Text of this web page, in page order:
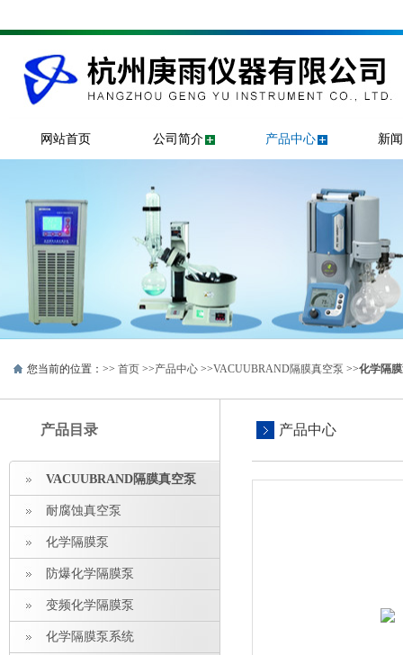
网站首页 公司简介 产品中心 新
您当前的位置：>> 首页 >>产品中心 >>VACUUBRAND隔膜真空泵 >>化学隔
产品目录
VACUUBRAND隔膜真空泵
耐腐蚀真空泵
化学隔膜泵
防爆化学隔膜泵
变频化学隔膜泵
化学隔膜泵系统
产品中心